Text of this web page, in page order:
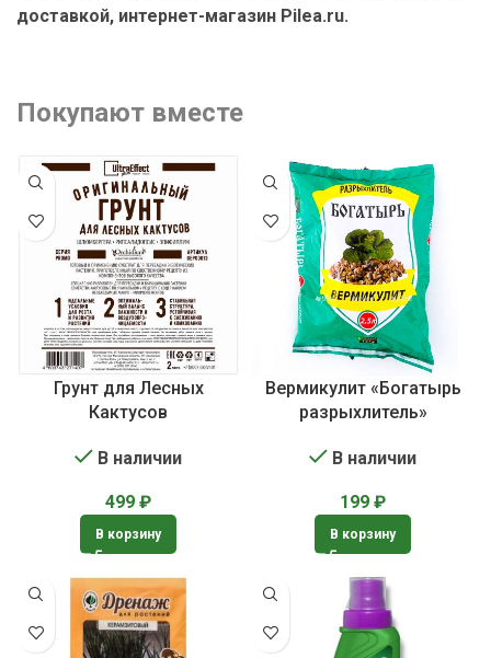
доставкой, интернет-магазин Pilea.ru.
Покупают вместе
Грунт для Лесных
Кактусов
В наличии
499 ₽
В корзину
Вермикулит «Богатырь
разрыхлитель»
В наличии
199 ₽
В корзину